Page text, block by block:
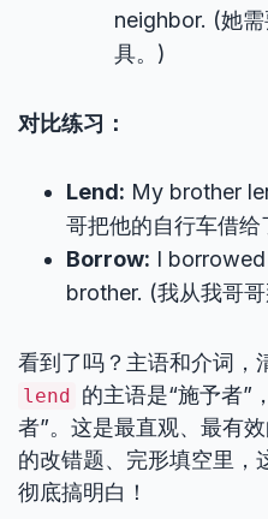
neighbor. (她
具。)
对比练习：
Lend: My brother
哥把他的自行车借给
Borrow: I
brother. (我从我哥
看到了吗？主语和介词，
lend 的主语是“施予者”，
者”。这是最直观、最有
的改错题、完形填空里，
彻底搞明白！